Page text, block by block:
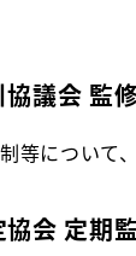
議会 監
等について
会 定期